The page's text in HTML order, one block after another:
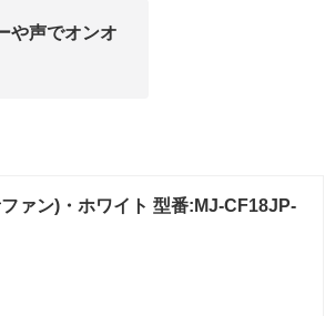
や声でオンオ
ァン)・ホワイト 型番:MJ-CF18JP-